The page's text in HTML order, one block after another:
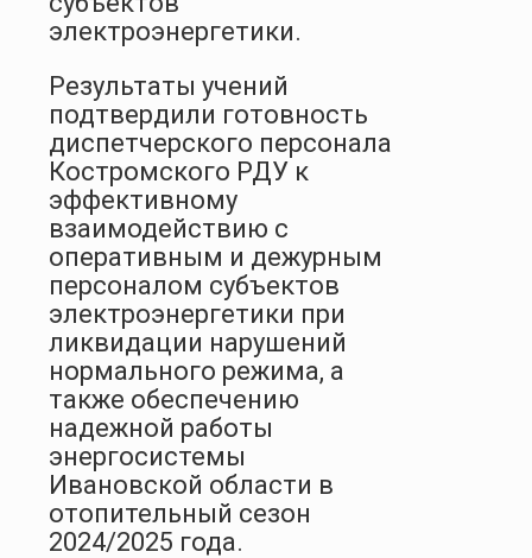
электроэнергетики.
Результаты учений
подтвердили готовность
диспетчерского персонала
Костромского РДУ к
эффективному
взаимодействию с
оперативным и дежурным
персоналом субъектов
электроэнергетики при
ликвидации нарушений
нормального режима, а
также обеспечению
надежной работы
энергосистемы
Ивановской области в
отопительный сезон
2024/2025 года.